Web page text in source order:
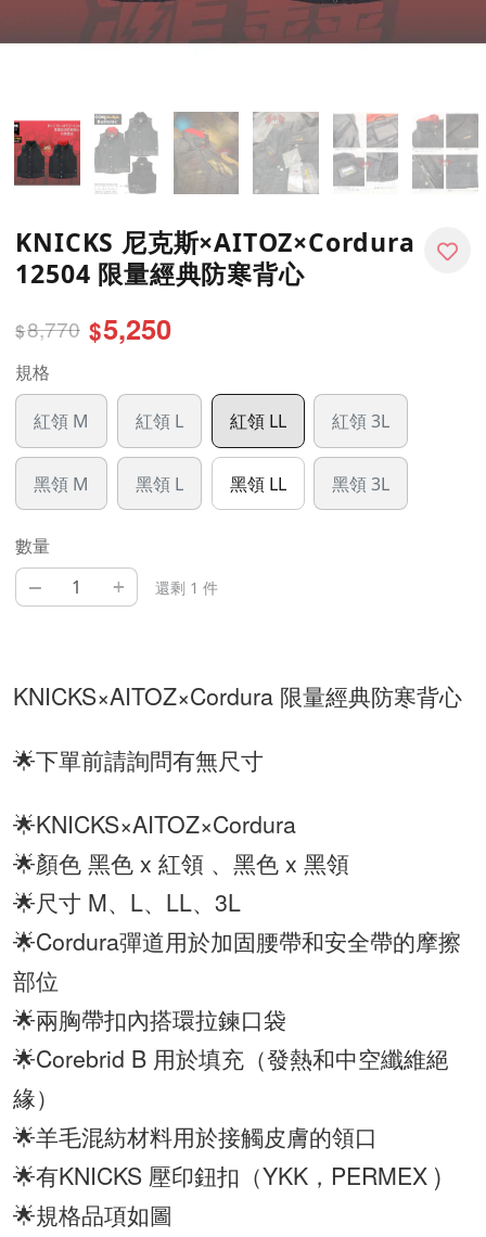
KNICKS 尼克斯×AITOZ×Cordura
12504 限量經典防寒背心
$8,770 $5,250
規格
紅領 M 紅領 L 紅領 LL 紅領 3L
黑領 M 黑領 L 黑領 LL 黑領 3L
數量
– + 還剩 1 件
KNICKS×AITOZ×Cordura 限量經典防寒背心
🌟下單前請詢問有無尺寸
🌟KNICKS×AITOZ×Cordura
🌟顏色 黑色 x 紅領 、黑色 x 黑領
🌟尺寸 M、L、LL、3L
🌟Cordura彈道用於加固腰帶和安全帶的摩擦
部位
🌟兩胸帶扣內搭環拉鍊口袋
🌟Corebrid B 用於填充（發熱和中空纖維絕
緣）
🌟羊毛混紡材料用於接觸皮膚的領口
🌟有KNICKS 壓印鈕扣（YKK，PERMEX )
🌟規格品項如圖